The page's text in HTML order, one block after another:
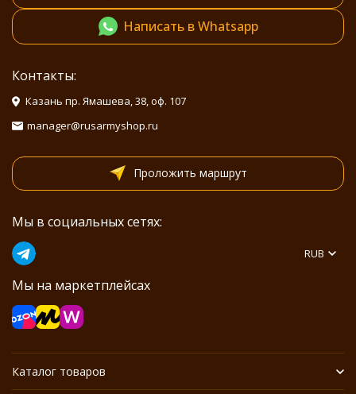
Написать в Whatsapp
Контакты:
Казань пр. Ямашева, 38, оф. 107
manager@rusarmyshop.ru
Проложить маршрут
Мы в социальных сетях:
Мы на маркетплейсах
RUB
Каталог товаров